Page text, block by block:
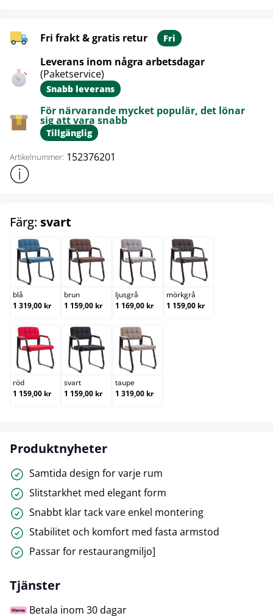
Fri frakt & gratis retur Fri
Leverans inom några arbetsdagar
(Paketservice)
Snabb leverans
För närvarande mycket populär, det lönar
sig att vara snabb
Tillgänglig
Artikelnummer: 152376201
Visa mer produktinformation
Färg: svart
blå
blå
1 319,00 kr
brun
brun
1 159,00 kr
ljusgrå
ljusgrå
1 169,00 kr
mörkgrå
mörkgrå
1 159,00 kr
röd
röd
1 159,00 kr
svart
svart
1 159,00 kr
taupe
taupe
1 319,00 kr
Produktnyheter
Samtida design for varje rum
Slitstarkhet med elegant form
Snabbt klar tack vare enkel montering
Stabilitet och komfort med fasta armstod
Passar for restaurangmiljo]
Tjänster
Betala inom 30 dagar